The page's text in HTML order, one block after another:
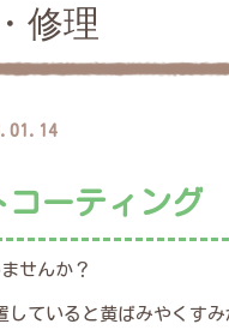
修理
ーティング
せんか？
ていると黄ばみやくすみ